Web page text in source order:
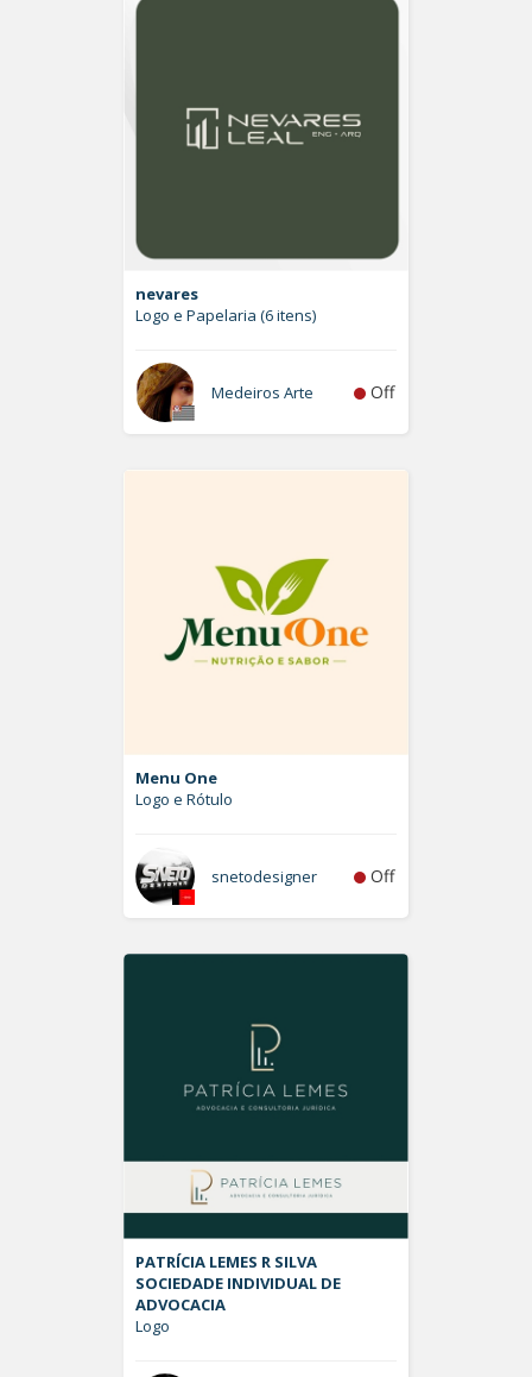
nevares
Logo e Papelaria (6 itens)
Medeiros Arte Off
Menu One
Logo e Rótulo
snetodesigner Off
PATRÍCIA LEMES R SILVA
SOCIEDADE INDIVIDUAL DE
ADVOCACIA
Logo